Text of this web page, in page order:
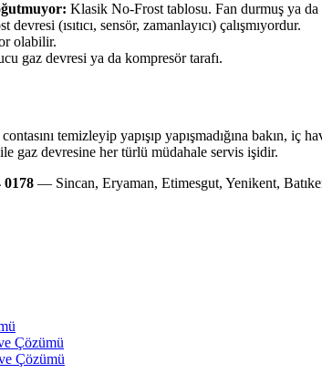
Klasik No-Frost tablosu. Fan durmuş ya
devresi (ısıtıcı, sensör, zamanlayıcı) çalışmıyordur.
olabilir.
gaz devresi ya da kompresör tarafı.
temizleyip yapışıp yapışmadığına bakın, iç
gaz devresine her türlü müdahale servis işidir.
0178 — Sincan, Eryaman, Etimesgut, Yenikent,
Çözümü
Çözümü